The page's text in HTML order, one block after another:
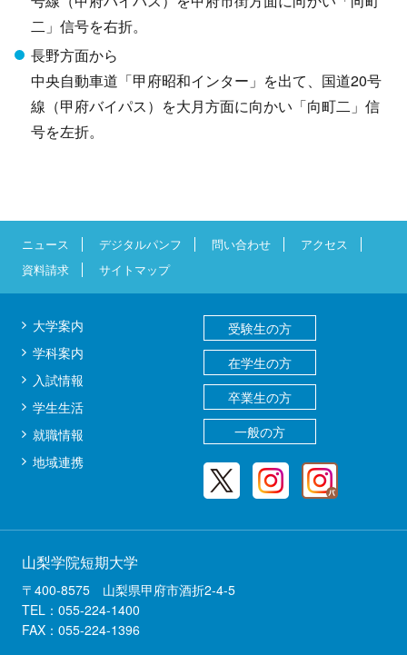
二」信号を右折。
長野方面から
中央自動車道「甲府昭和インター」を出て、国道20号
線（甲府バイパス）を大月方面に向かい「向町二」信
号を左折。
ニュース デジタルパンフ 問い合わせ
アクセス
資料請求
サイトマップ
大学案内
学科案内
入試情報
学生生活
就職情報
地域連携
受験生の方
在学生の方
卒業生の方
一般の方
山梨学院短期大学
〒400-8575 山梨県甲府市酒折2-4-5
TEL：055-224-1400
FAX：055-224-1396